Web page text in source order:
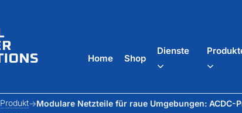
Home Shop
Dienste
Produkt Modulare Netzteile für raue Umgebungen: